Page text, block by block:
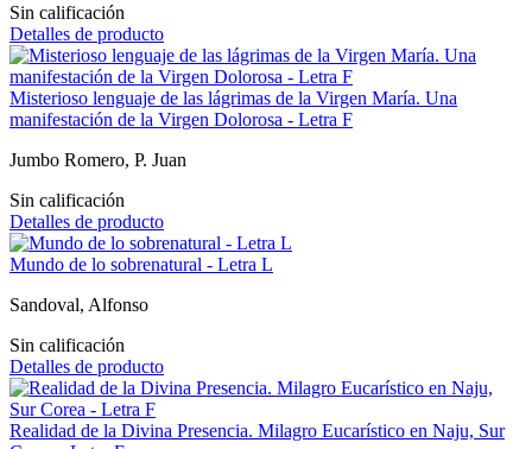
Sin calificación
Detalles de producto
Misterioso lenguaje de las lágrimas de la Virgen María. Una
manifestación de la Virgen Dolorosa - Letra F
Jumbo Romero, P. Juan
Sin calificación
Detalles de producto
Mundo de lo sobrenatural - Letra L
Sandoval, Alfonso
Sin calificación
Detalles de producto
Realidad de la Divina Presencia. Milagro Eucarístico en Naju, Sur